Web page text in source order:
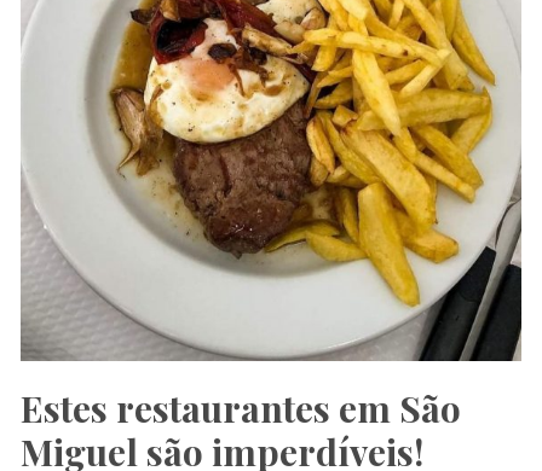
Estes restaurantes em São
Miguel são imperdíveis!